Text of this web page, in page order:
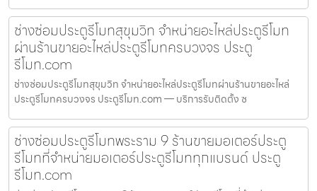
ช่างซ่อมประตูรีโมทสุขุมวิท จำหน่ายอะไหล่ประตูรีโมท
ผ่านร้านขายอะไหล่ประตูรีโมทครบวงจร ประตู
รีโมท.com
ช่างซ่อมประตูรีโมทสุขุมวิท จำหน่ายอะไหล่ประตูรีโมทผ่านร้านขายอะไหล่
ประตูรีโมทครบวงจร ประตูรีโมท.com — บริการรับติดตั้ง ซ
ช่างซ่อมประตูรีโมทพระราม 9 ร้านขายมอเตอร์ประตู
รีโมทที่จำหน่ายมอเตอร์ประตูรีโมททุกแบรนด์ ประตู
รีโมท.com